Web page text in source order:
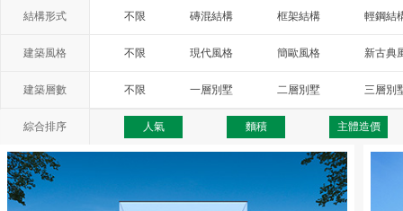
結構形式 不限 磚混結構 框架結構 輕鋼結
建築風格 不限 現代風格 簡歐風格 新古典
西班牙風格 地中海風格
建築層數 不限 一層別墅 二層別墅 三層別
綜合排序 人氣 麵積 主體造價